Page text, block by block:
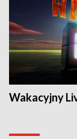
Wakacyjny